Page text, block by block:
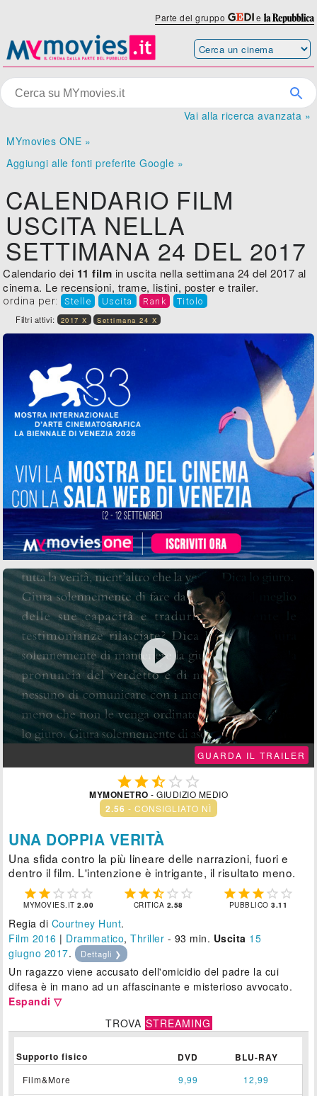
Parte del gruppo e
Vai alla ricerca avanzata »
MYmovies ONE »
Aggiungi alle fonti preferite Google »
CALENDARIO FILM
USCITA NELLA
SETTIMANA 24 DEL 2017
Calendario dei 11 film in uscita nella settimana 24 del 2017 al
cinema. Le recensioni, trame, listini, poster e trailer.
ordina per: Stelle Uscita Rank Titolo
Filtri attivi: 2017 X Settimana 24 X

GUARDA IL TRAILER
  
MYMONETRO - GIUDIZIO MEDIO
2.56 - CONSIGLIATO NÌ
UNA DOPPIA VERITÀ
Una sfida contro la più lineare delle narrazioni, fuori e
dentro il film. L'intenzione è intrigante, il risultato meno.
    
MYMOVIES.IT2.00
    
CRITICA 2.58
    
PUBBLICO3.11
Regia di Courtney Hunt.
Film 2016 | Drammatico,Thriller - 93 min. Uscita 15
giugno 2017. Dettagli ❯
Un ragazzo viene accusato dell'omicidio del padre la cui
difesa è in mano ad un affascinante e misterioso avvocato.
Espandi ▽
TROVA STREAMING
Supporto fisico DVD BLU-RAY
Film&More 9,99 12,99